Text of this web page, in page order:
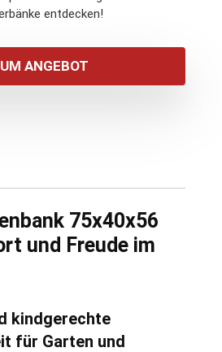
entdecken!
ANGEBOT
75x40x56
und Freude im
kindgerechte
für Garten und